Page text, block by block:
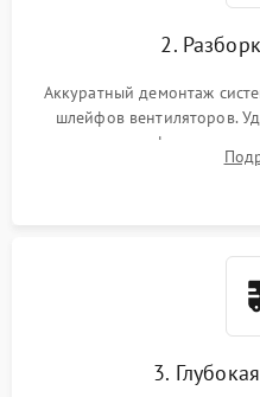
2.
Аккуратный демонтаж
шлейфов вентиляторов.
кристалла графического
памяти и зоны VRM.
3.